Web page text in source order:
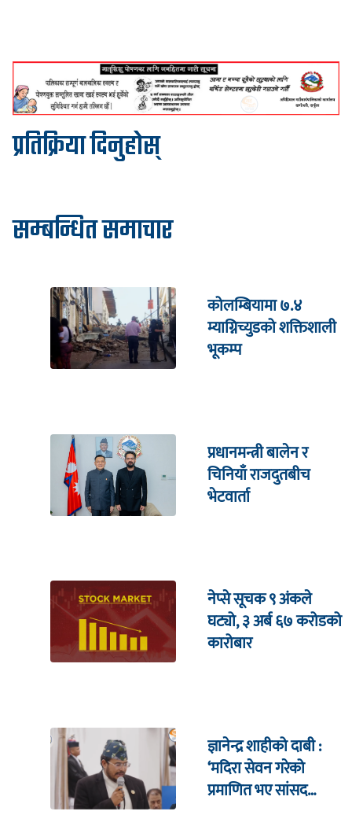
प्रतिक्रिया दिनुहोस्
सम्बन्धित समाचार
कोलम्बियामा ७.४
म्याग्निच्युडको शक्तिशाली
भूकम्प
प्रधानमन्त्री बालेन र
चिनियाँ राजदुतबीच
भेटवार्ता
नेप्से सूचक ९ अंकले
घट्यो, ३ अर्ब ६७ करोडको
कारोबार
ज्ञानेन्द्र शाहीको दाबी :
‘मदिरा सेवन गरेको
प्रमाणित भए सांसद